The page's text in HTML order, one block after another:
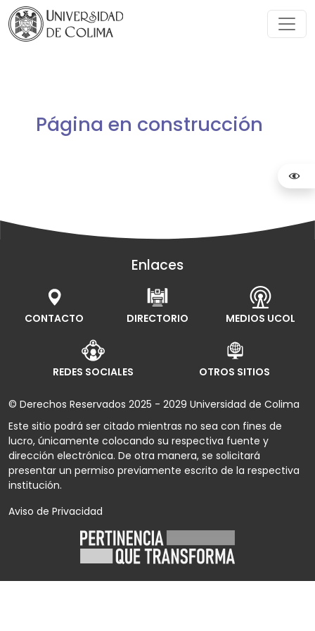
Página en construcción
Enlaces
CONTACTO DIRECTORIO MEDIOS UCOL
REDES SOCIALES OTROS SITIOS
© Derechos Reservados 2025 - 2029 Universidad de Colima
Este sitio podrá ser citado mientras no sea con fines de
lucro, únicamente colocando su respectiva fuente y
dirección electrónica. De otra manera, se solicitará
presentar un permiso previamente escrito de la respectiva
institución.
Aviso de Privacidad